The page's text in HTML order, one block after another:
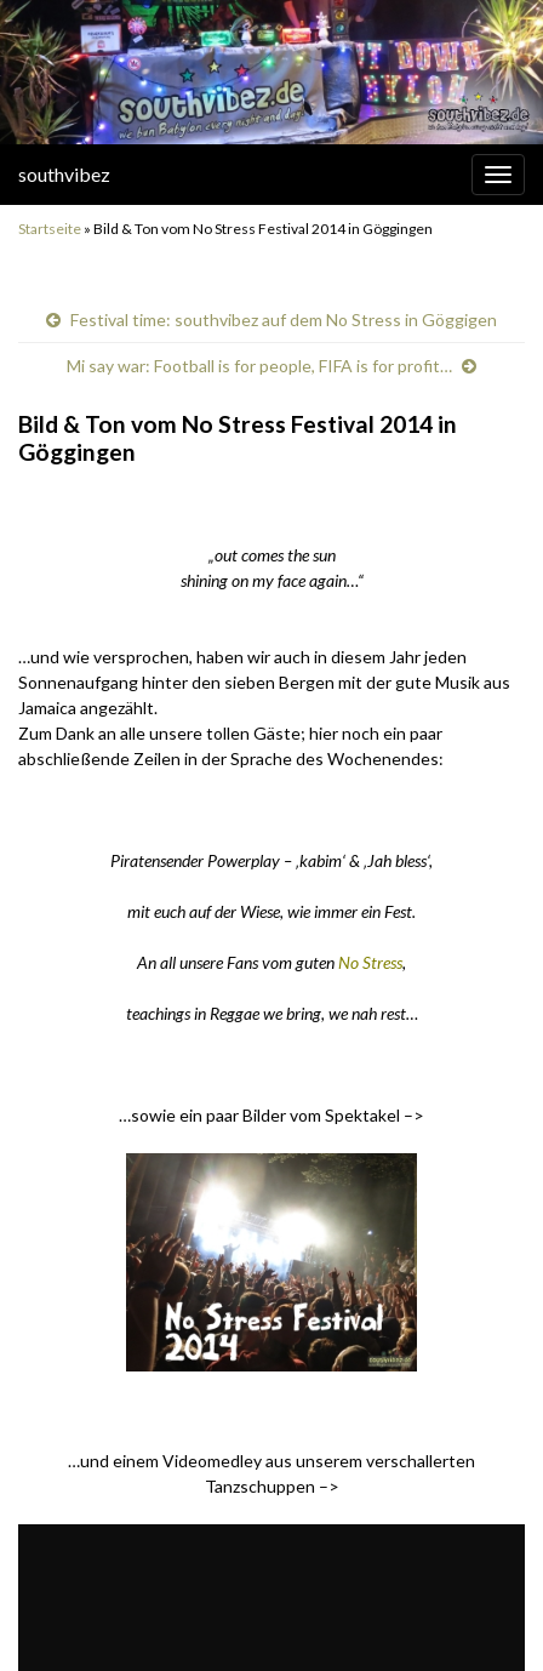
southvibez
Startseite » Bild & Ton vom No Stress Festival 2014 in Göggingen
Festival time: southvibez auf dem No Stress in Göggigen
Mi say war: Football is for people, FIFA is for profit…
Bild & Ton vom No Stress Festival 2014 in
Göggingen
„out comes the sun
shining on my face again…“
…und wie versprochen, haben wir auch in diesem Jahr jeden
Sonnenaufgang hinter den sieben Bergen mit der gute Musik aus
Jamaica angezählt.
Zum Dank an alle unsere tollen Gäste; hier noch ein paar
abschließende Zeilen in der Sprache des Wochenendes:
Piratensender Powerplay – ‚kabim‘ & ‚Jah bless‘,
mit euch auf der Wiese, wie immer ein Fest.
An all unsere Fans vom gutenNo Stress,
teachings in Reggae we bring, we nah rest…
…sowie ein paar Bilder vom Spektakel –>
…und einem Videomedley aus unserem verschallerten
Tanzschuppen –>